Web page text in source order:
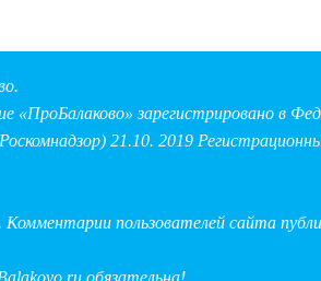
зарегистрировано в
21.10. 2019
пользователей сайта
обязательна!